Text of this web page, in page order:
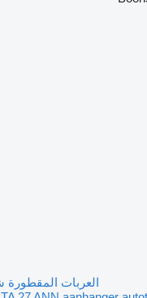
العربات المقطورة